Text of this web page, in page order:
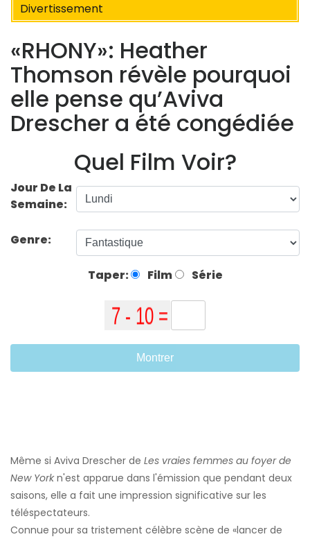
Divertissement
«RHONY»: Heather
Thomson révèle pourquoi
elle pense qu’Aviva
Drescher a été congédiée
Quel Film Voir?
Jour De La
Semaine:
Genre:
Taper: Film Série
Montrer
Même si Aviva Drescher de Les vraies femmes au foyer de
New Yorkn'est apparue dans l'émission que pendant deux
saisons, elle a fait une impression significative sur les
téléspectateurs.
Connue pour sa tristement célèbre scène de «lancer de